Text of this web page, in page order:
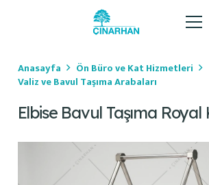
Anasayfa
Ön Büro ve Kat Hizmetleri
Valiz ve Bavul Taşıma Arabaları
Elbise Bavul Taşıma Royal